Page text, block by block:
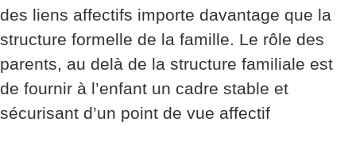
des liens affectifs importe davantage que la
structure formelle de la famille. Le rôle des
parents, au delà de la structure familiale est
de fournir à l’enfant un cadre stable et
sécurisant d’un point de vue affectif